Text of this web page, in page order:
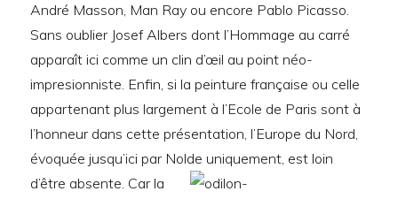
André Masson, Man Ray ou encore Pablo Picasso.
Sans oublier Josef Albers dont l’Hommage au carré
apparaît ici comme un clin d’œil au point néo-
impresionniste. Enfin, si la peinture française ou celle
appartenant plus largement à l’Ecole de Paris sont à
l’honneur dans cette présentation, l’Europe du Nord,
évoquée jusqu’ici par Nolde uniquement, est loin
d’être absente. Car la